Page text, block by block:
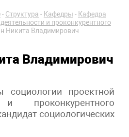
- Структура - Кафедры - Кафедра
и проконкурентного
Никита Владимирович
Владимирович
социологии проектной
и проконкурентного
социологических